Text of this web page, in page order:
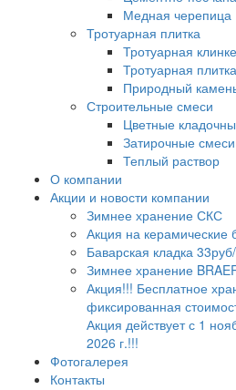
Медная черепица
Тротуарная плитка
Тротуарная
Тротуарная
Природный
Строительные смеси
Цветные
Затирочные смеси
Теплый раствор
О компании
Акции и новости компании
Зимнее хранение СКС
Акция на керамические
Баварская кладка
Зимнее хранение
Акция!!! Бесплатное
фиксированная
Акция действует с 1
2026 г.!!!
Фотогалерея
Контакты